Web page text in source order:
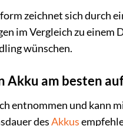
zeichnet sich durch
im Vergleich zu
wünschen.
Akku am besten
entnommen und kann
desAkkus